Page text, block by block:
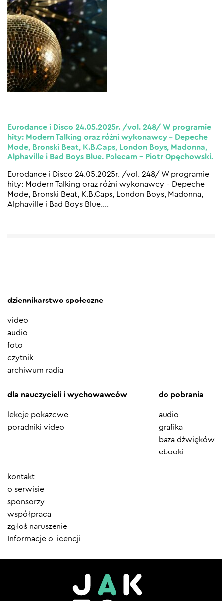
Eurodance i Disco 24.05.2025r. /vol. 248/ W programie
hity: Modern Talking oraz różni wykonawcy – Depeche
Mode, Bronski Beat, K.B.Caps, London Boys, Madonna,
Alphaville i Bad Boys Blue. Polecam – Piotr Opęchowski.
Eurodance i Disco 24.05.2025r. /vol. 248/ W programie
hity: Modern Talking oraz różni wykonawcy – Depeche
Mode, Bronski Beat, K.B.Caps, London Boys, Madonna,
Alphaville i Bad Boys Blue.…
dziennikarstwo społeczne
video
audio
foto
czytnik
archiwum radia
dla nauczycieli i wychowawców
lekcje pokazowe
poradniki video
do pobrania
audio
grafika
baza dźwięków
ebooki
Element
menu
kontakt
o serwisie
sponsorzy
współpraca
zgłoś naruszenie
Informacje o licencji